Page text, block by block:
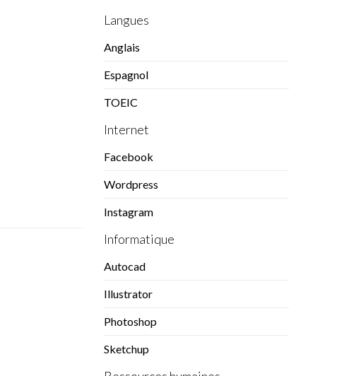
Langues
Anglais
Espagnol
TOEIC
Internet
Facebook
Wordpress
Instagram
Informatique
Autocad
Illustrator
Photoshop
Sketchup